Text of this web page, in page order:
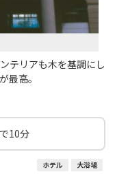
テリアも木を基調にし
最高。
10分
ホテル 大浴場